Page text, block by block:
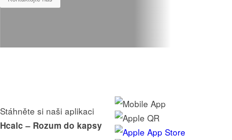
Stáhněte si naši aplikaci
Hcalc – Rozum do kapsy